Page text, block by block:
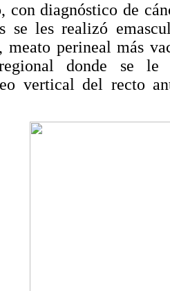
con diagnóstico de
se les realizó
meato perineal más
donde se le
vertical del recto